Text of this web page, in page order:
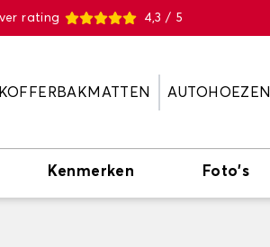
4,3 / 5
KOFFERBAKMATTEN AUTOHOEZEN
Kenmerken Foto's